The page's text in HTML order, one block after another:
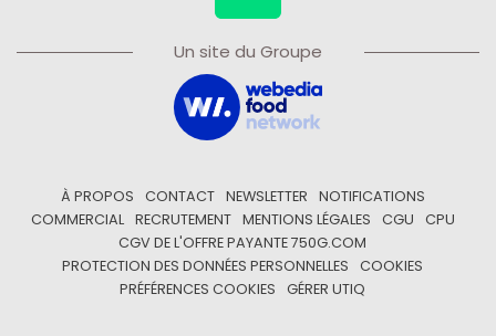
Un site du Groupe
À PROPOS CONTACT NEWSLETTER
NOTIFICATIONS
COMMERCIAL
RECRUTEMENT MENTIONS LÉGALES CGU
CPU
CGV DE L'OFFRE PAYANTE 750G.COM
PROTECTION DES DONNÉES PERSONNELLES
COOKIES
PRÉFÉRENCES COOKIES
GÉRER UTIQ